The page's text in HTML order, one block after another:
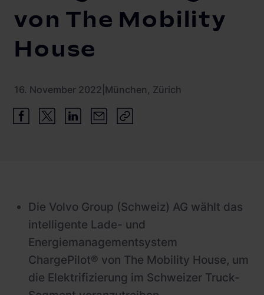
von The Mobility
House
16. November 2022 München, Zürich
Die Volvo Group (Schweiz) AG wählt das
intelligente Lade- und
Energiemanagementsystem
ChargePilot® von The Mobility House, um
die Elektrifizierung im Schweizer Truck-